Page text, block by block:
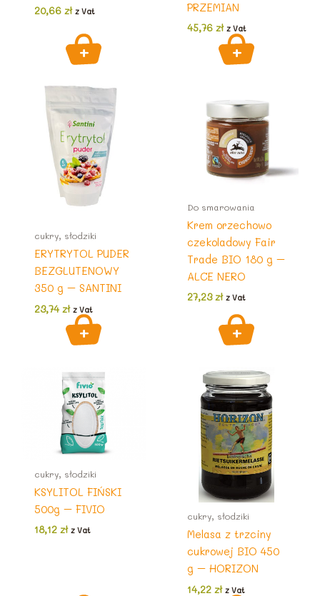
20,66 zł z Vat
PRZEMIAN
45,76 zł z Vat
cukry, słodziki
ERYTRYTOL PUDER
BEZGLUTENOWY
350 g – SANTINI
23,74 zł z Vat
Do smarowania
Krem orzechowo
czekoladowy Fair
Trade BIO 180 g –
ALCE NERO
27,23zł z Vat
cukry, słodziki
KSYLITOL FIŃSKI
500g – FIVIO
18,12 zł z Vat
cukry, słodziki
Melasa z trzciny
cukrowej BIO 450
g – HORIZON
14,22 zł z Vat